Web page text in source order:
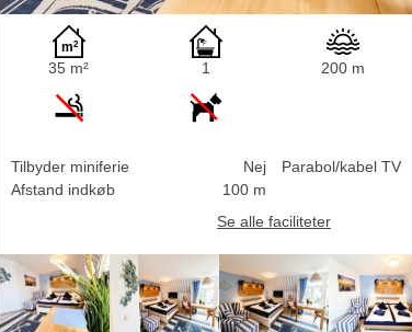
35 m² 1 200 m
Tilbyder miniferie
Nej
Afstand indkøb
100 m
Parabol/kabel TV
Se alle faciliteter